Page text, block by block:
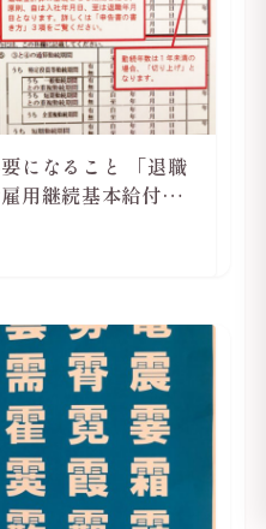
になること 「退職
用継続基本給付金